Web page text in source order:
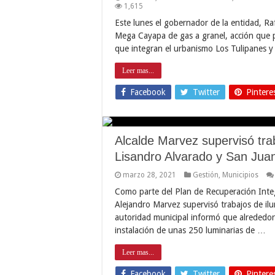
1,615
Este lunes el gobernador de la entidad,
Mega Cayapa de gas a granel, acción
que integran el urbanismo Los Tulipanes
Leer mas...
Facebook Twitter
Alcalde Marvez supervisó
Lisandro Alvarado y San
marzo 28, 2021 Gestión Municipios
Como parte del Plan de Recuperación
Alejandro Marvez supervisó trabajos de
autoridad municipal informó que
instalación de unas 250 luminarias de …
Leer mas...